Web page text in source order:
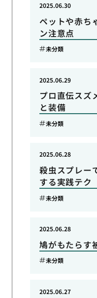
ペットや赤ち
ン注意点
2025.06.30
未分類
プロ直伝スズ
と装備
2025.06.29
未分類
殺虫スプレー
する実践テク
2025.06.28
未分類
鳩がもたらす
2025.06.28
未分類
2025.06.27